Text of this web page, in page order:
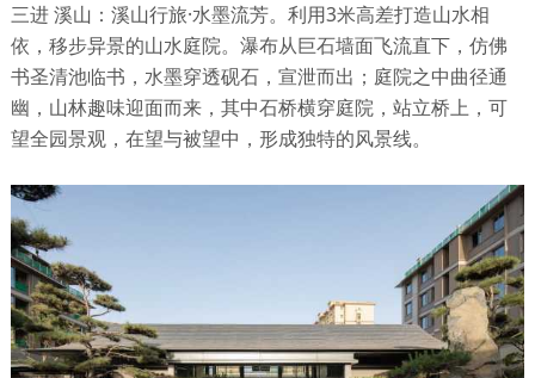
三进 溪山：溪山行旅·水墨流芳。利用3米高差打造山水相
依，移步异景的山水庭院。瀑布从巨石墙面飞流直下，仿佛
书圣清池临书，水墨穿透砚石，宣泄而出；庭院之中曲径通
幽，山林趣味迎面而来，其中石桥横穿庭院，站立桥上，可
望全园景观，在望与被望中，形成独特的风景线。